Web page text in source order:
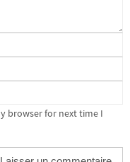
browser for next time I